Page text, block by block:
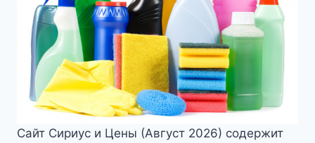
Сайт Сириус и Цены (Август 2026) содержит